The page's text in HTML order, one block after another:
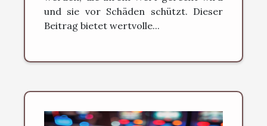
und sie vor Schäden schützt. Dieser
Beitrag bietet wertvolle...